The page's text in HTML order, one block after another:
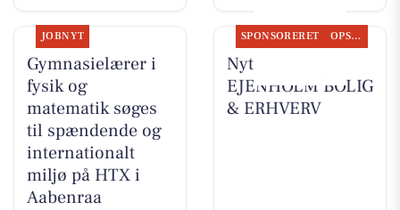
JOBNYT
Gymnasielærer i
fysik og
matematik søges
til spændende og
internationalt
miljø på HTX i
Aabenraa
SPONSORERET OPSLAGSTAVLEN
Nyt fra
EJENHOLM BOLIG
& ERHVERV